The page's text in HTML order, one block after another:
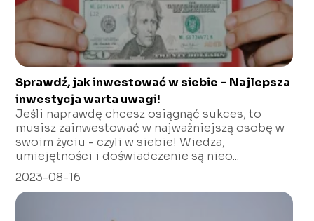
Sprawdź, jak inwestować w siebie – Najlepsza
inwestycja warta uwagi!
Jeśli naprawdę chcesz osiągnąć sukces, to
musisz zainwestować w najważniejszą osobę w
swoim życiu - czyli w siebie! Wiedza,
umiejętności i doświadczenie są nieo...
2023-08-16